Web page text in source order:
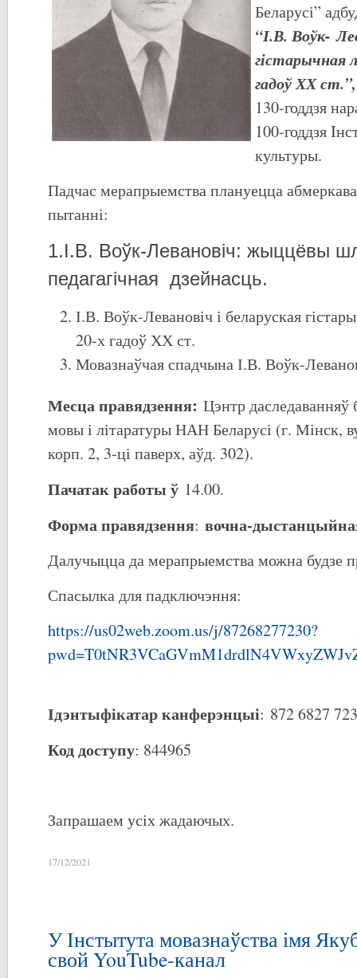
Беларусі”
“І.В. Воўк-
гістарычная
гадоў ХХ ст.”,
130-годдзя
100-годдзя
культуры.
Падчас мерапрыемства плануецца
пытанні:
1.І.В. Воўк-Левановіч: жыццёвы
педагагічная дзейнасць.
І.В. Воўк-Левановіч і беларуская
20-х гадоў ХХ ст.
Мовазнаўчая спадчына І.В. Воўк-
Месца правядзення: Цэнтр даследаванняў
мовы і літаратуры НАН Беларусі (г. Мінск,
корп. 2, 3-ці паверх, аўд. 302).
Пачатак работы ў 14.00.
Форма правядзення: вочна-
Далучыцца да мерапрыемства можна будзе
Спасылка для падключэння:
https://us02web.zoom.us/j/87268277230?
Ідэнтыфікатар канферэнцыі: 872 6827
Код доступу: 844965
Запрашаем усіх жадаючых.
17/12/2021
У Інстытута мовазнаўства імя
свой YouTube-канал